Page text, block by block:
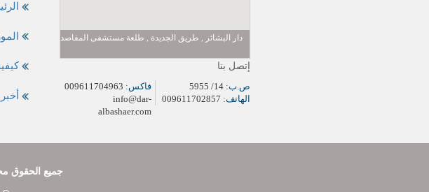
دار البشائر , طريق الجديدة , طلعة مستشفى المقاصد
إتصل بنا
ص.ب:
الهاتف:
فاكس:
info@dar-
albashaer.com
2016 © جميع